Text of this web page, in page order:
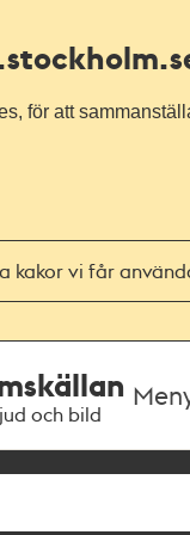
för att
kakor vi får
och bild